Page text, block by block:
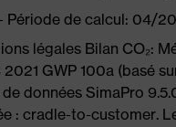
Période de calcul: 04/
légales Bilan CO₂:
2021 GWP 100a (basé
de données SimaPro
: cradle-to-customer.